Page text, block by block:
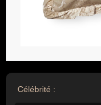
Célébrité :